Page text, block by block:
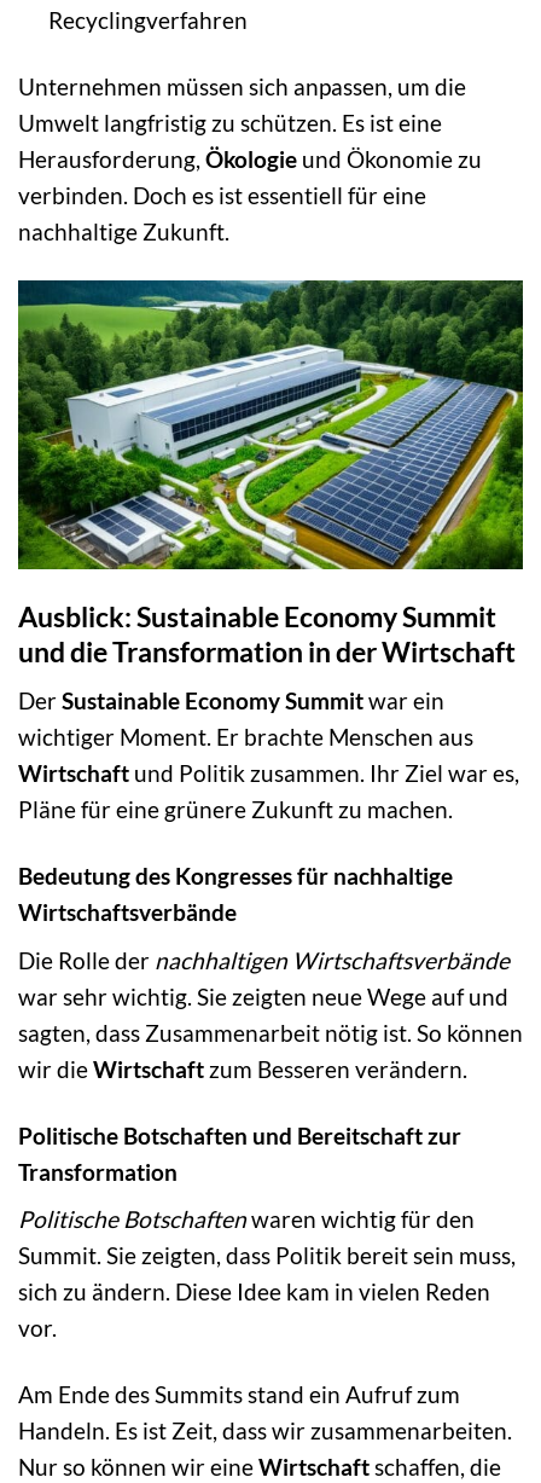
Recyclingverfahren
Unternehmen müssen sich anpassen, um die
Umwelt langfristig zu schützen. Es ist eine
Herausforderung, Ökologie und Ökonomie zu
verbinden. Doch es ist essentiell für eine
nachhaltige Zukunft.
Ausblick: Sustainable Economy Summit
und die Transformation in der Wirtschaft
DerSustainable Economy Summitwar ein
wichtiger Moment. Er brachte Menschen aus
Wirtschaft und Politik zusammen. Ihr Ziel war es,
Pläne für eine grünere Zukunft zu machen.
Bedeutung des Kongresses für nachhaltige
Wirtschaftsverbände
Die Rolle der nachhaltigen Wirtschaftsverbände
war sehr wichtig. Sie zeigten neue Wege auf und
sagten, dass Zusammenarbeit nötig ist. So können
wir dieWirtschaft zum Besseren verändern.
Politische Botschaften und Bereitschaft zur
Transformation
Politische Botschaftenwaren wichtig für den
Summit. Sie zeigten, dass Politik bereit sein muss,
sich zu ändern. Diese Idee kam in vielen Reden
vor.
Am Ende des Summits stand ein Aufruf zum
Handeln. Es ist Zeit, dass wir zusammenarbeiten.
Nur so können wir eineWirtschaftschaffen, die